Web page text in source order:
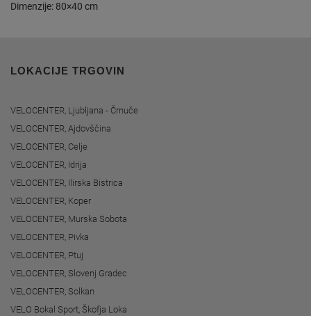
Dimenzije: 80×40 cm
LOKACIJE TRGOVIN
VELOCENTER, Ljubljana - Črnuče
VELOCENTER, Ajdovščina
VELOCENTER, Celje
VELOCENTER, Idrija
VELOCENTER, Ilirska Bistrica
VELOCENTER, Koper
VELOCENTER, Murska Sobota
VELOCENTER, Pivka
VELOCENTER, Ptuj
VELOCENTER, Slovenj Gradec
VELOCENTER, Solkan
VELO Bokal Sport, Škofja Loka